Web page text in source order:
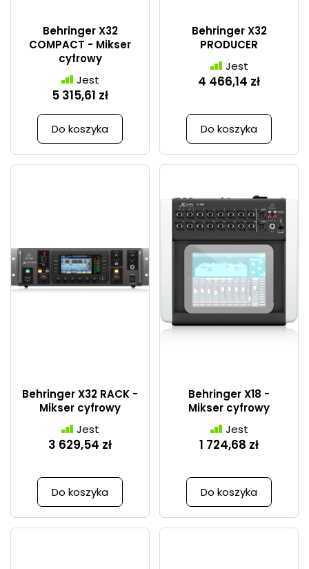
Behringer X32
COMPACT - Mikser
cyfrowy
Jest
5 315,61 zł
Do koszyka
Behringer X32
PRODUCER
Jest
4 466,14 zł
Do koszyka
Behringer X32 RACK -
Mikser cyfrowy
Jest
3 629,54 zł
Do koszyka
Behringer X18 -
Mikser cyfrowy
Jest
1 724,68 zł
Do koszyka